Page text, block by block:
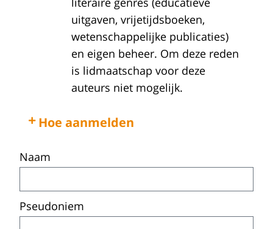
uitgaven, vrijetijdsboeken,
wetenschappelijke publicaties)
en eigen beheer. Om deze reden
is lidmaatschap voor deze
auteurs niet mogelijk.
Hoe aanmelden
Naam
Pseudoniem